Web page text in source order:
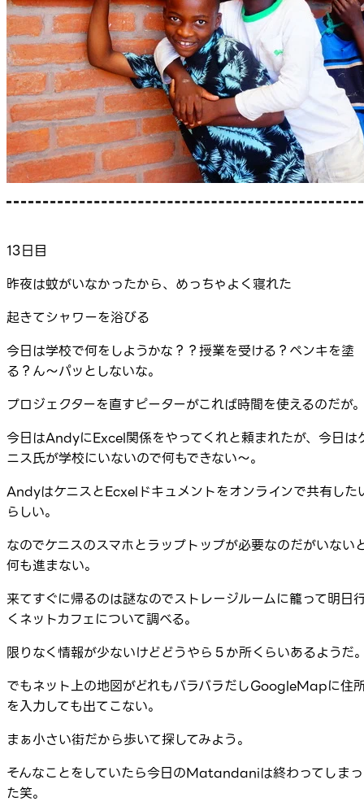
13日目
昨夜は蚊がいなかったから、めっちゃよく寝れた
起きてシャワーを浴びる
今日は学校で何をしようかな？？授業を受ける？ペンキを塗
る？ん～パッとしないな。
プロジェクターを直すピーターがこれば時間を使えるのだが
今日はAndyにExcel関係をやってくれと頼まれたが、今日は
ニス氏が学校にいないので何もできない～。
AndyはケニスとEcxelドキュメントをオンラインで共有した
らしい。
なのでケニスのスマホとラップトップが必要なのだがいない
何も進まない。
来てすぐに帰るのは謎なのでストレージルームに籠って明日
くネットカフェについて調べる。
限りなく情報が少ないけどどうやら５か所くらいあるようだ
でもネット上の地図がどれもバラバラだしGoogleMapに住
を入力しても出てこない。
まぁ小さい街だから歩いて探してみよう。
そんなことをしていたら今日のMatandaniは終わってしまっ
た笑。